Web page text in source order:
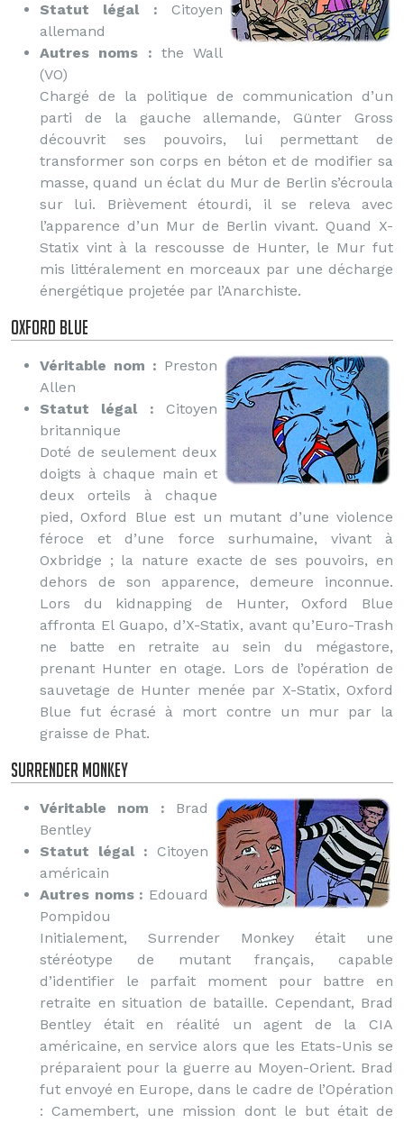
Statut légal : Citoyen
allemand
Autres noms : the Wall
(VO)
Chargé de la politique de communication d’un
parti de la gauche allemande, Günter Gross
découvrit ses pouvoirs, lui permettant de
transformer son corps en béton et de modifier sa
masse, quand un éclat du Mur de Berlin s’écroula
sur lui. Brièvement étourdi, il se releva avec
l’apparence d’un Mur de Berlin vivant. Quand X-
Statix vint à la rescousse de Hunter, le Mur fut
mis littéralement en morceaux par une décharge
énergétique projetée par l’Anarchiste.
Oxford Blue
Véritable nom : Preston
Allen
Statut légal : Citoyen
britannique
Doté de seulement deux
doigts à chaque main et
deux orteils à chaque
pied, Oxford Blue est un mutant d’une violence
féroce et d’une force surhumaine, vivant à
Oxbridge ; la nature exacte de ses pouvoirs, en
dehors de son apparence, demeure inconnue.
Lors du kidnapping de Hunter, Oxford Blue
affronta El Guapo, d’X-Statix, avant qu’Euro-Trash
ne batte en retraite au sein du mégastore,
prenant Hunter en otage. Lors de l’opération de
sauvetage de Hunter menée par X-Statix, Oxford
Blue fut écrasé à mort contre un mur par la
graisse de Phat.
Surrender Monkey
Véritable nom : Brad
Bentley
Statut légal : Citoyen
américain
Autres noms : Edouard
Pompidou
Initialement, Surrender Monkey était une
stéréotype de mutant français, capable
d’identifier le parfait moment pour battre en
retraite en situation de bataille. Cependant, Brad
Bentley était en réalité un agent de la CIA
américaine, en service alors que les Etats-Unis se
préparaient pour la guerre au Moyen-Orient. Brad
fut envoyé en Europe, dans le cadre de l’Opération
: Camembert, une mission dont le but était de